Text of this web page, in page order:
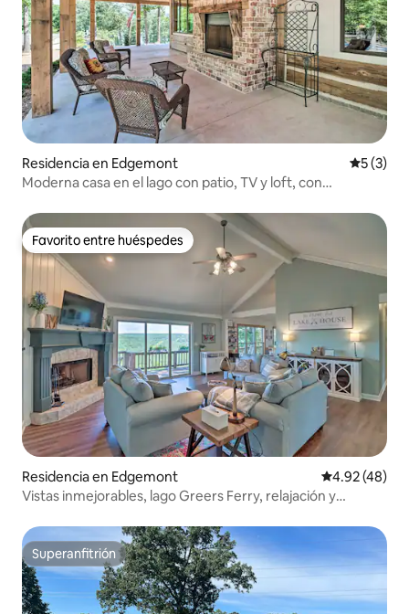
Residencia en Edgemont
5 (3)
Moderna casa en el lago con patio, TV y loft, con
Favorito entre huéspedes
Favorito entre huéspedes
Residencia en Edgemont Calificación
4.92 (48)
Vistas inmejorables, lago Greers Ferry, relajación y
Superanfitrión
Superanfitrión